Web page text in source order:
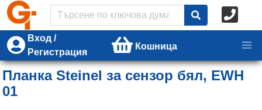
Вход /
Регистрация
Кошница
Планка Steinel за сензор бял, EWH
01